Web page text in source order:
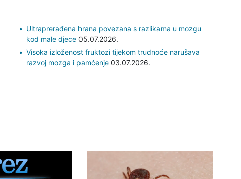
Ultraprerađena hrana povezana s razlikama u mozgu
kod male djece 05.07.2026.
Visoka izloženost fruktozi tijekom trudnoće narušava
razvoj mozga i pamćenje 03.07.2026.